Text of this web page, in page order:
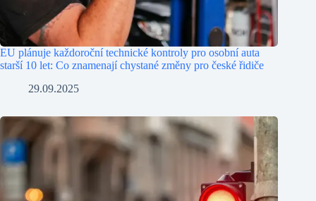
EU plánuje každoroční technické kontroly pro osobní auta
starší 10 let: Co znamenají chystané změny pro české řidiče
29.09.2025